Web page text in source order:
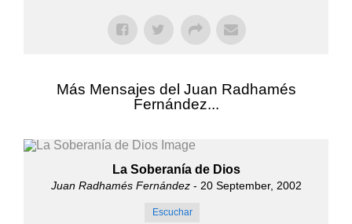
Más Mensajes del Juan Radhamés
Fernández...
La Soberanía de Dios
Juan Radhamés Fernández- 20 September, 2002
Escuchar